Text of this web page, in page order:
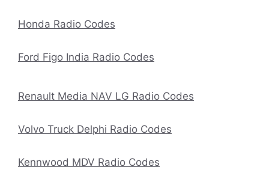
Honda Radio Codes
Ford Figo India Radio Codes
Renault Media NAV LG Radio Codes
Volvo Truck Delphi Radio Codes
Kennwood MDV Radio Codes